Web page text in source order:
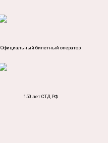
Официальный билетный оператор
150 лет СТД РФ